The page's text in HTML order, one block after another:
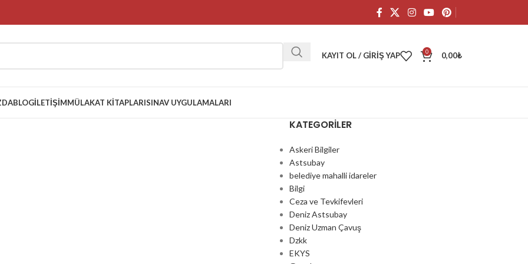
KAYIT OL / GIRIŞ YAP 0 0,00₺
BLOGİLETIŞIMMÜLAKAT KITAPLARISINAV UYGULAMALARI
KATEGORILER
Askeri Bilgiler
Astsubay
belediye mahalli idareler
Bilgi
Ceza ve Tevkifevleri
Deniz Astsubay
Deniz Uzman Çavuş
Dzkk
EKYS